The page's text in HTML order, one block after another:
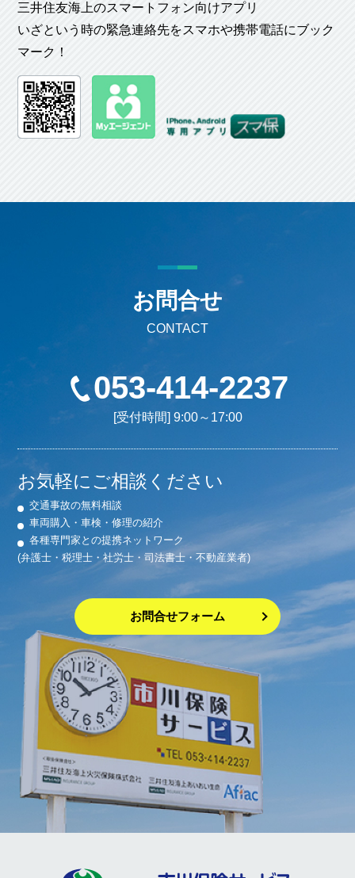
三井住友海上のスマートフォン向けアプリ
いざという時の緊急連絡先をスマホや携帯電話にブック
マーク！
お問合せ
CONTACT
053-414-2237
[受付時間] 9:00～17:00
お気軽にご相談ください
交通事故の無料相談
車両購入・車検・修理の紹介
各種専門家との提携ネットワーク
(弁護士・税理士・社労士・司法書士・不動産業者)
お問合せフォーム